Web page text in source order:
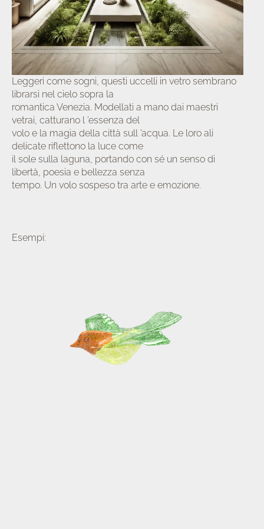
Leggeri come sogni, questi uccelli in vetro sembrano
librarsi nel cielo sopra la
romantica Venezia. Modellati a mano dai maestri
vetrai, catturano l ’essenza del
volo e la magia della città sull ’acqua. Le loro ali
delicate riflettono la luce come
il sole sulla laguna, portando con sé un senso di
libertà, poesia e bellezza senza
tempo. Un volo sospeso tra arte e emozione.
Esempi:
disattiva